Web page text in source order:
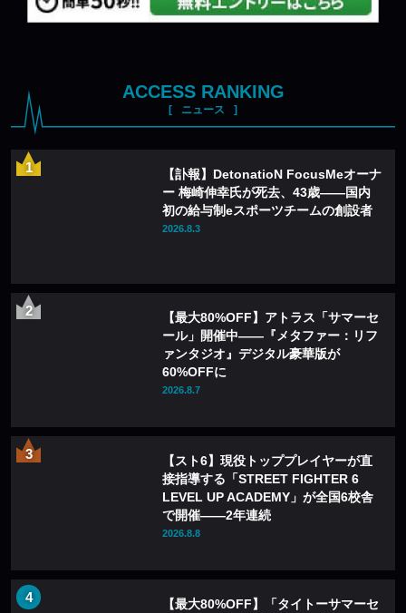
ACCESS RANKING
ニュース
【訃報】DetonatioN FocusMeオーナ
ー 梅崎伸幸氏が死去、43歳——国内
初の給与制eスポーツチームの創設者
2026.8.3
【最大80%OFF】アトラス「サマーセ
ール」開催中——『メタファー：リフ
ァンタジオ』デジタル豪華版が
60%OFFに
2026.8.7
【スト6】現役トッププレイヤーが直
接指導する「STREET FIGHTER 6
LEVEL UP ACADEMY」が全国6校舎
で開催——2年連続
2026.8.8
【最大80%OFF】「タイトーサマーセ